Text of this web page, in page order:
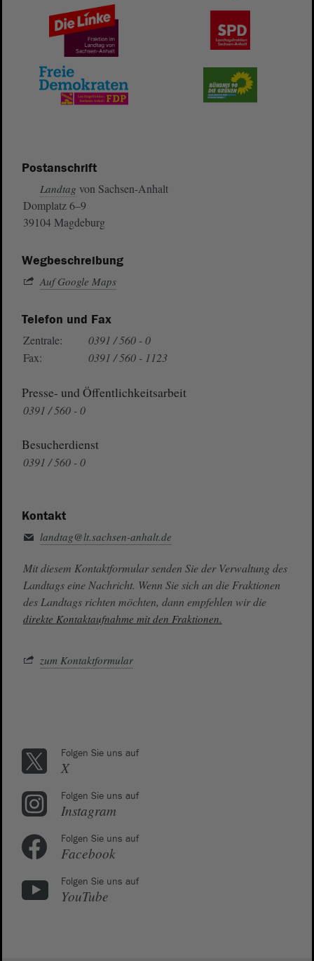
Postanschrift
Landtag von Sachsen-Anhalt
Domplatz 6–9
39104 Magdeburg
Wegbeschreibung
Auf Google Maps
Telefon und Fax
Zentrale:
0391 / 560 - 0
Fax:
0391 / 560 - 1123
Presse- und Öffentlichkeitsarbeit
0391 / 560 - 0
Besucherdienst
0391 / 560 - 0
Kontakt
landtag@lt.sachsen-anhalt.de
Mit diesem Kontaktformular senden Sie der Verwaltung des
Landtags eine Nachricht. Wenn Sie sich an die Fraktionen
des Landtags richten möchten, dann empfehlen wir die
direkte Kontaktaufnahme mit den Fraktionen.
zum Kontaktformular
Folgen Sie uns auf
X
Folgen Sie uns auf
Instagram
Folgen Sie uns auf
Facebook
Folgen Sie uns auf
YouTube